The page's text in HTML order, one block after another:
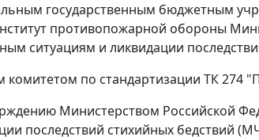
государственным бюджетным
противопожарной обороны
ситуациям и ликвидации
комитетом по стандартизации ТК 274
Министерством Российской
последствий стихийных бедствий